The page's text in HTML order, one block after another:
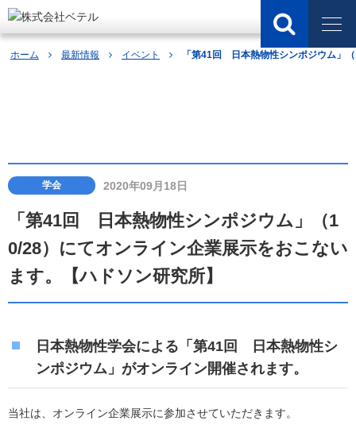
ホーム 最新情報 イベント 「第41回 日本熱物性シンポジウム」
学会 2020年09月18日
「第41回 日本熱物性シンポジウム」（1
0/28）にてオンライン企業展示をおこない
ます。【ハドソン研究所】
日本熱物性学会による「第41回 日本熱物性シ
ンポジウム」がオンライン開催されます。
当社は、オンライン企業展示に参加させていただきます。